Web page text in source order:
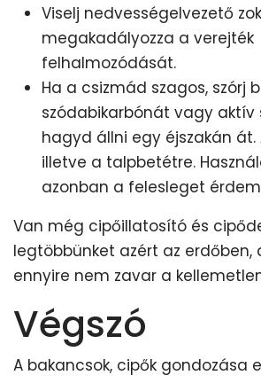
Viselj nedvességelvezető
megakadályozza a verejték
felhalmozódását.
Ha a csizmád szagos, szórj
szódabikarbónát vagy aktív
hagyd állni egy éjszakán
illetve a talpbetétre.
azonban a felesleget
Van még cipőillatosító és
legtöbbünket azért az erdőben,
ennyire nem zavar a
Végszó
A bakancsok, cipők gondozása